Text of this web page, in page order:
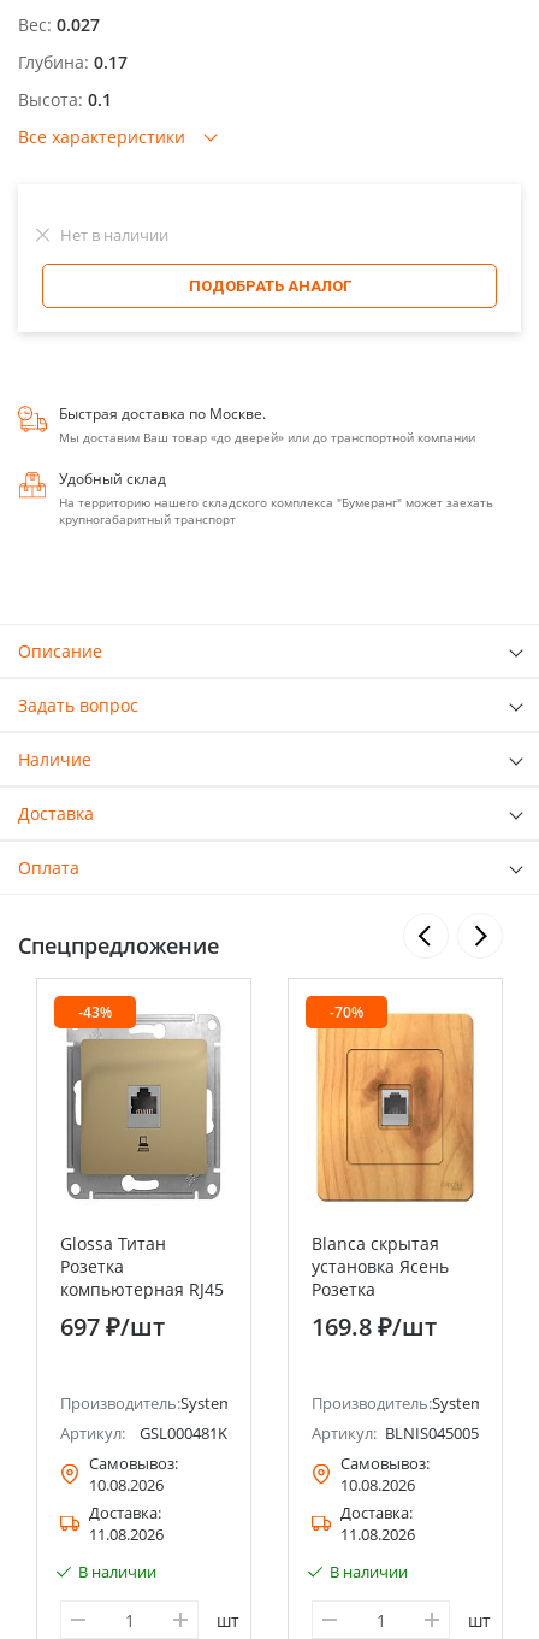
Вес: 0.027
Глубина: 0.17
Высота: 0.1
Все характеристики
Нет в наличии
ПОДОБРАТЬ АНАЛОГ
Быстрая доставка по Москве.
Мы доставим Ваш товар «до дверей» или до транспортной компании
Удобный склад
На территорию нашего складского комплекса "Бумеранг" может заехать
крупногабаритный транспорт
Описание
Задать вопрос
Наличие
Доставка
Оплата
Спецпредложение
(ранее Schneider Electric)
-43%
Glossa Титан
Розетка
компьютерная RJ45
категория 5E
Systeme Electric
697 ₽/шт
Производитель:Systeme Electric (ранее Schneider Electric)
Артикул:
GSL000481K
Самовывоз:
10.08.2026
Доставка:
11.08.2026
В наличии
шт
-70%
Blanca скрытая
установка Ясень
Розетка
компьютерная RJ45
Systeme Electric
169.8 ₽/шт
Производитель:Systeme
Артикул: BLNIS045005
Самовывоз:
10.08.2026
Доставка:
11.08.2026
В наличии
шт